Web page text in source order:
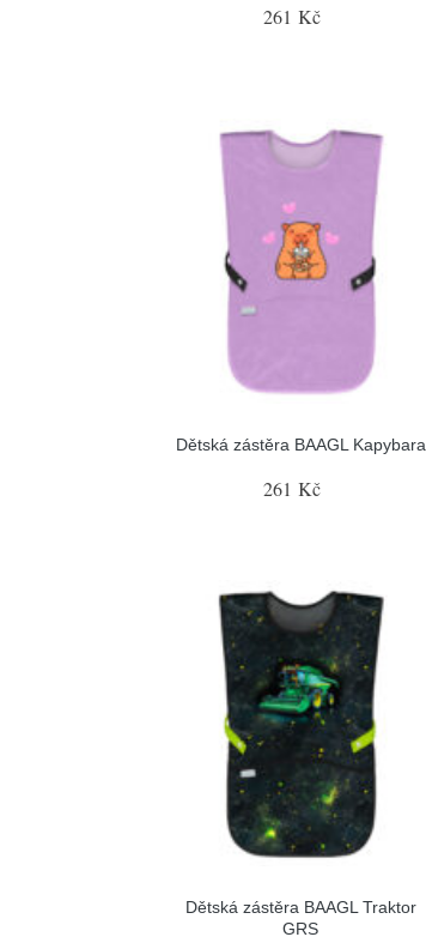
261 Kč
Dětská zástěra BAAGL Kapybara
261 Kč
Dětská zástěra BAAGL Traktor
GRS